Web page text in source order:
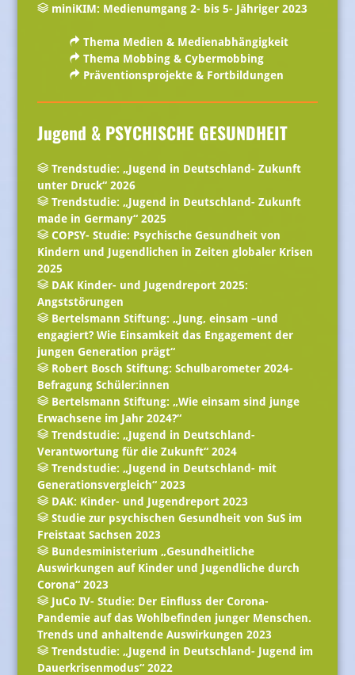
miniKIM: Medienumgang 2- bis 5- Jähriger 2023
Thema Medien & Medienabhängigkeit
Thema Mobbing & Cybermobbing
Präventionsprojekte & Fortbildungen
Jugend & PSYCHISCHE GESUNDHEIT
Trendstudie: „Jugend in Deutschland- Zukunft
unter Druck“ 2026
Trendstudie: „Jugend in Deutschland- Zukunft
made in Germany“ 2025
COPSY- Studie: Psychische Gesundheit von
Kindern und Jugendlichen in Zeiten globaler Krisen
2025
DAK Kinder- und Jugendreport 2025:
Angststörungen
Bertelsmann Stiftung: „Jung, einsam –und
engagiert? Wie Einsamkeit das Engagement der
jungen Generation prägt“
Robert Bosch Stiftung: Schulbarometer 2024-
Befragung Schüler:innen
Bertelsmann Stiftung: „Wie einsam sind junge
Erwachsene im Jahr 2024?“
Trendstudie: „Jugend in Deutschland-
Verantwortung für die Zukunft“ 2024
Trendstudie: „Jugend in Deutschland- mit
Generationsvergleich“ 2023
DAK: Kinder- und Jugendreport 2023
Studie zur psychischen Gesundheit von SuS im
Freistaat Sachsen 2023
Bundesministerium „Gesundheitliche
Auswirkungen auf Kinder und Jugendliche durch
Corona“ 2023
JuCo IV- Studie: Der Einfluss der Corona-
Pandemie auf das Wohlbefinden junger Menschen.
Trends und anhaltende Auswirkungen 2023
Trendstudie: „Jugend in Deutschland- Jugend im
Dauerkrisenmodus“ 2022